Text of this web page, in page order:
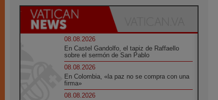
08.08.2026
En Castel Gandolfo, el tapiz de Raffaello
sobre el sermón de San Pablo
08.08.2026
En Colombia, «la paz no se compra con una
firma»
08.08.2026